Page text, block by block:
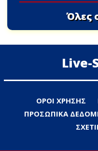
Όλες
Live-
ΟΡΟΙ ΧΡΗΣΗΣ
ΠΡΟΣΩΠΙΚΑ